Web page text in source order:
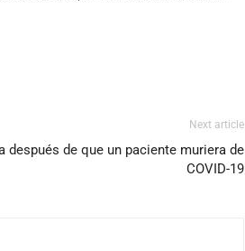
Next article
después de que un paciente muriera de
COVID-19